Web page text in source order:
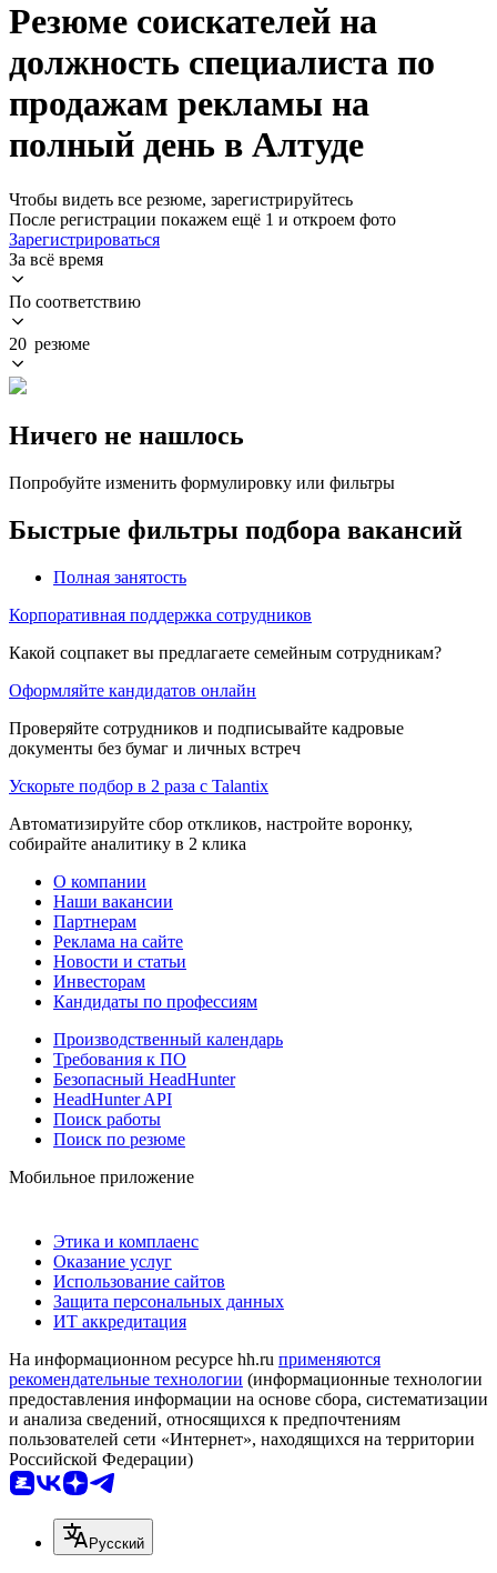
Резюме соискателей на
должность специалиста по
продажам рекламы на
полный день в Алтуде
Чтобы видеть все резюме, зарегистрируйтесь
После регистрации покажем ещё 1 и откроем фото
Зарегистрироваться
За всё время
По соответствию
20 резюме
Ничего не нашлось
Попробуйте изменить формулировку или фильтры
Быстрые фильтры подбора вакансий
Полная занятость
Корпоративная поддержка сотрудников
Какой соцпакет вы предлагаете семейным сотрудникам?
Оформляйте кандидатов онлайн
Проверяйте сотрудников и подписывайте кадровые
документы без бумаг и личных встреч
Ускорьте подбор в 2 раза с Talantix
Автоматизируйте сбор откликов, настройте воронку,
собирайте аналитику в 2 клика
О компании
Наши вакансии
Партнерам
Реклама на сайте
Новости и статьи
Инвесторам
Кандидаты по профессиям
Производственный календарь
Требования к ПО
Безопасный HeadHunter
HeadHunter API
Поиск работы
Поиск по резюме
Мобильное приложение
Этика и комплаенс
Оказание услуг
Использование сайтов
Защита персональных данных
ИТ аккредитация
На информационном ресурсе hh.ru применяются
рекомендательные технологии (информационные технологии
предоставления информации на основе сбора, систематизации
и анализа сведений, относящихся к предпочтениям
пользователей сети «Интернет», находящихся на территории
Российской Федерации)
Русский